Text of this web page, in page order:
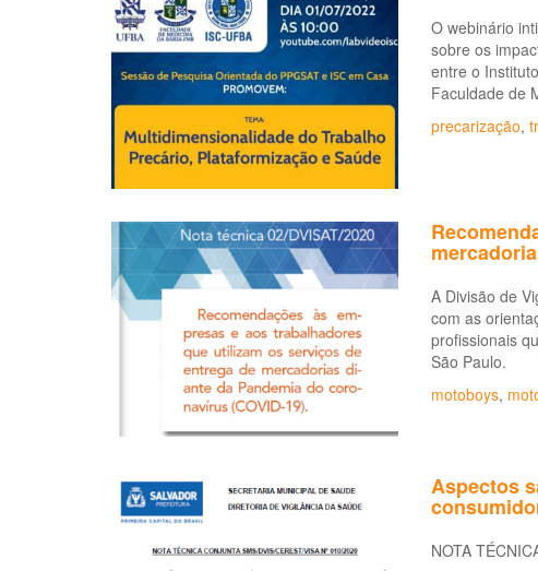
O webinário
sobre os
entre o
Faculdade de
precarização,
A Divisão de
com as
profissionais
São Paulo.
motoboys,
Aspectos
NOTA